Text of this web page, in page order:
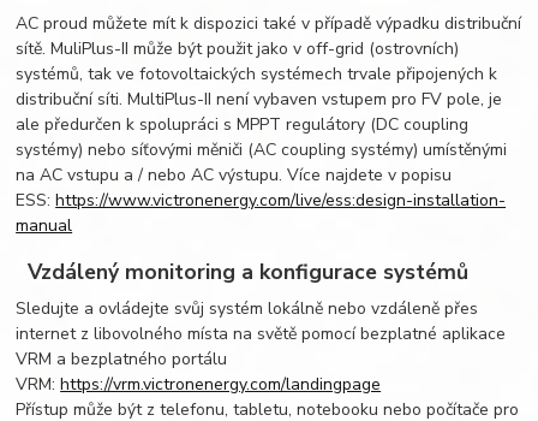
AC proud můžete mít k dispozici také v případě výpadku distribuční
sítě. MuliPlus-II může být použit jako v off-grid (ostrovních)
systémů, tak ve fotovoltaických systémech trvale připojených k
distribuční síti. MultiPlus-II není vybaven vstupem pro FV pole, je
ale předurčen k spolupráci s MPPT regulátory (DC coupling
systémy) nebo síťovými měniči (AC coupling systémy) umístěnými
na AC vstupu a / nebo AC výstupu. Více najdete v popisu
ESS:https://www.victronenergy.com/live/ess:design-installation-
manual
Vzdálený monitoring a konfigurace systémů
Sledujte a ovládejte svůj systém lokálně nebo vzdáleně přes
internet z libovolného místa na světě pomocí bezplatné aplikace
VRM a bezplatného portálu
VRM:https://vrm.victronenergy.com/landingpage
Přístup může být z telefonu, tabletu, notebooku nebo počítače pro